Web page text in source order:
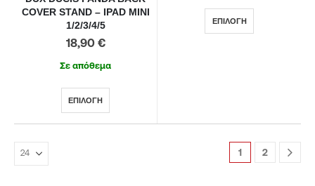
COVER STAND – IPAD MINI
1/2/3/4/5
18,90 €
Σε απόθεμα
ΕΠΙΛΟΓΉ
ΕΠΙΛΟΓΉ
1 2